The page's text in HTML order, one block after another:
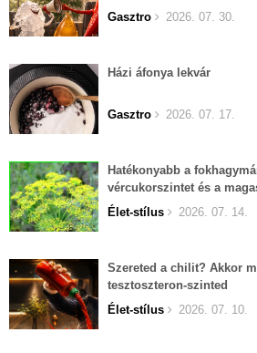
Gasztro 2026. 07. 30.
Házi áfonya lekvár
Gasztro 2026. 07. 17.
Hatékonyabb a
vércukorszintet és a
Élet-stílus
2026. 07. 14.
Szereted a chilit? Akkor
tesztoszteron-szinted
Élet-stílus
2026. 07. 10.